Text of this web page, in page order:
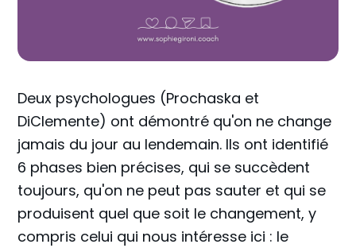
Deux psychologues (Prochaska et
DiClemente) ont démontré qu'on ne change
jamais du jour au lendemain. Ils ont identifié
6 phases bien précises, qui se succèdent
toujours, qu'on ne peut pas sauter et qui se
produisent quel que soit le changement, y
compris celui qui nous intéresse ici : le